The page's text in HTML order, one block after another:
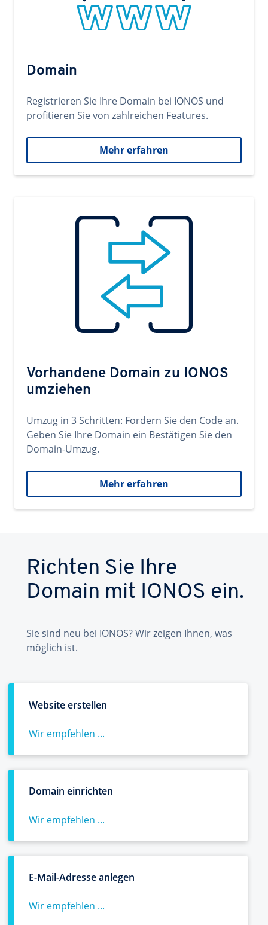
Domain
Registrieren Sie Ihre Domain bei IONOS und
profitieren Sie von zahlreichen Features.
Mehr erfahren
Vorhandene Domain zu IONOS
umziehen
Umzug in 3 Schritten: Fordern Sie den Code an.
Geben Sie Ihre Domain ein Bestätigen Sie den
Domain-Umzug.
Mehr erfahren
Richten Sie Ihre
Domain mit IONOS ein.
Sie sind neu bei IONOS? Wir zeigen Ihnen, was
möglich ist.
Website erstellen
Wir empfehlen ...
Domain einrichten
Wir empfehlen ...
E-Mail-Adresse anlegen
Wir empfehlen ...